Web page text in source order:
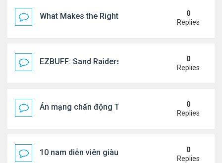
What Makes the Right Retail POS Matter?0
Replies
EZBUFF: Sand Raiders of Sophie Farming
0
Replies
Án mạng chấn động Thái lan: hai chị em người
0
Replies
10 nam diễn viên giàu nhất Trung Quốc 2026
0
Replies